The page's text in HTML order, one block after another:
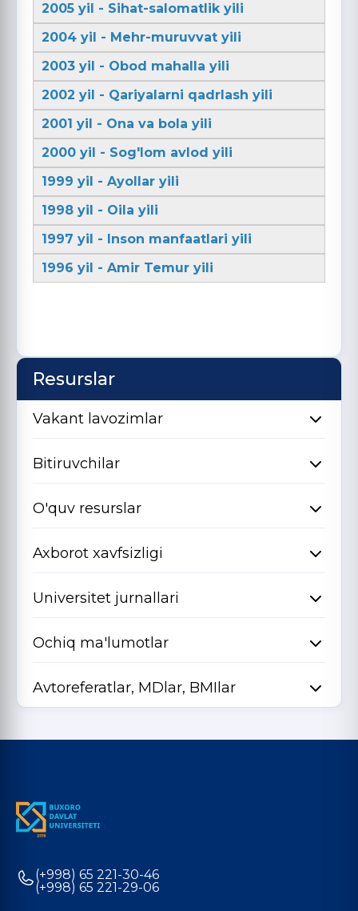
2005 yil - Sihat-salomatlik yili
2004 yil - Mehr-muruvvat yili
2003 yil - Obod mahalla yili
2002 yil - Qariyalarni qadrlash yili
2001 yil - Ona va bola yili
2000 yil - Sog'lom avlod yili
1999 yil - Ayollar yili
1998 yil - Oila yili
1997 yil - Inson manfaatlari yili
1996 yil - Amir Temur yili
Resurslar
Vakant lavozimlar
Bitiruvchilar
O'quv resurslar
Axborot xavfsizligi
Universitet jurnallari
Ochiq ma'lumotlar
Avtoreferatlar, MDlar, BMIlar
(+998) 65 221-30-46
(+998) 65 221-29-06